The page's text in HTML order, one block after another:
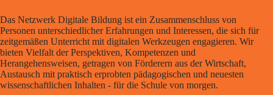
Das Netzwerk Digitale Bildung ist ein Zusammenschluss von
Personen unterschiedlicher Erfahrungen und Interessen, die sich für
zeitgemäßen Unterricht mit digitalen Werkzeugen engagieren. Wir
bieten Vielfalt der Perspektiven, Kompetenzen und
Herangehensweisen, getragen von Förderern aus der Wirtschaft,
Austausch mit praktisch erprobten pädagogischen und neuesten
wissenschaftlichen Inhalten - für die Schule von morgen.